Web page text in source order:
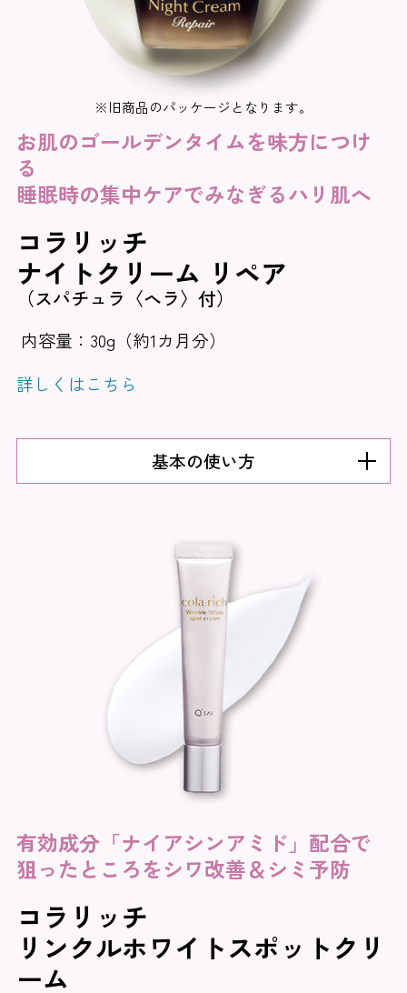
※旧商品のパッケージとなります。
お肌のゴールデンタイムを味方につけ
る
睡眠時の集中ケアでみなぎるハリ肌へ
コラリッチ
ナイトクリーム リペア
（スパチュラ〈ヘラ〉付）
内容量：30g（約1カ月分）
詳しくはこちら
基本の使い方
有効成分「ナイアシンアミド」配合で
狙ったところをシワ改善＆シミ予防
コラリッチ
リンクルホワイトスポットクリ
ーム